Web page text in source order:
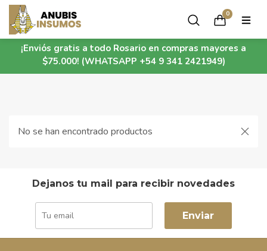
¡Enviós gratis a todo Rosario en compras mayores a
$75.000! (WHATSAPP +54 9 341 2421949)
0
No se han encontrado productos
Dejanos tu mail para recibir novedades
Enviar